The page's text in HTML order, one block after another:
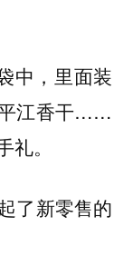
中，里面装
平江香干……
。
了新零售的